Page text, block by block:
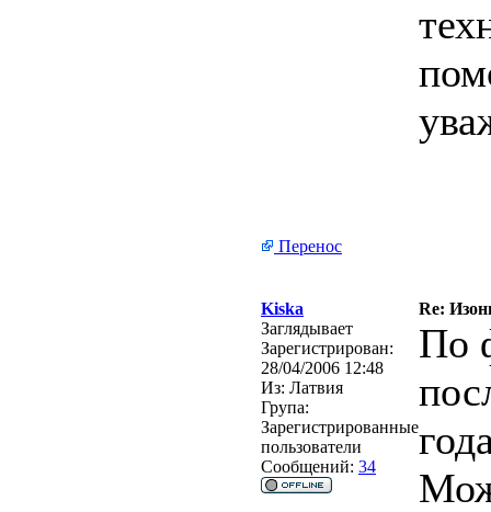
Перенос
Kiska
Re:
Заглядывает
Зарегистрирован:
28/04/2006 12:48
Из: Латвия
Група:
Зарегистрированные
пользователи
Сообщений: 34
По